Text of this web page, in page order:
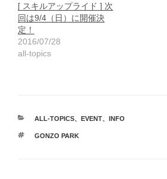
[ スキルアップライド ] 次
回は9/4（日）に開催決
定！
2016/07/28
all-topics
カ
ゴ
ALL-TOPICS、 EVENT、 INFO
タ
GONZO PARK